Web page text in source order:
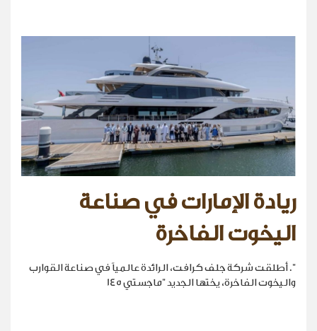
ريادة الإمارات في صناعة
اليخوت الفاخرة
". أطلقت شركة جلف كرافت، الرائدة عالمياً في صناعة القوارب
واليخوت الفاخرة، يختها الجديد "ماجستي 145